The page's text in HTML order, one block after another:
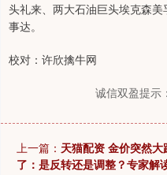
头礼来、两大石油巨头埃克森
事达。
校对：许欣擒牛网
诚信双盈提示
上一篇： 天猫配资 金价突然
了：是反转还是调整？专家解